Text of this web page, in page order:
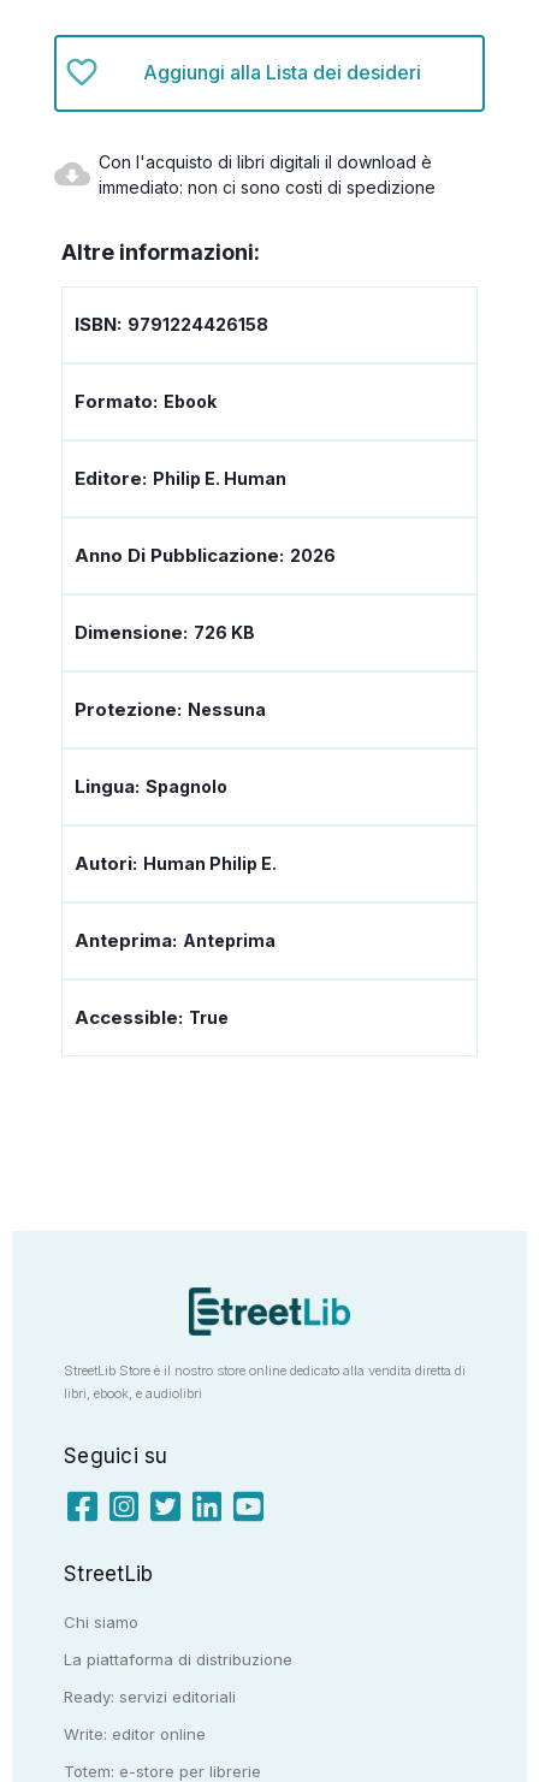
Aggiungi alla Lista dei desideri
Con l'acquisto di libri digitali il download è
immediato: non ci sono costi di spedizione
Altre informazioni:
ISBN: 9791224426158
Formato: Ebook
Editore: Philip E. Human
Anno Di Pubblicazione: 2026
Dimensione: 726 KB
Protezione: Nessuna
Lingua: Spagnolo
Autori: Human Philip E.
Anteprima: Anteprima
Accessible: True
StreetLib Store è il nostro store online dedicato alla vendita diretta di
libri, ebook, e audiolibri
Seguici su
StreetLib
Chi siamo
La piattaforma di distribuzione
Ready: servizi editoriali
Write: editor online
Totem: e-store per librerie